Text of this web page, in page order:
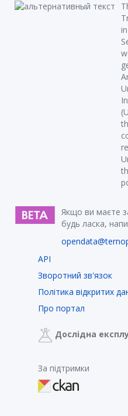
Якщо ви маєте
будь ласка,
API
Зворотний зв'язок
Політика відкритих
Про портал
Дослідна
За підтримки